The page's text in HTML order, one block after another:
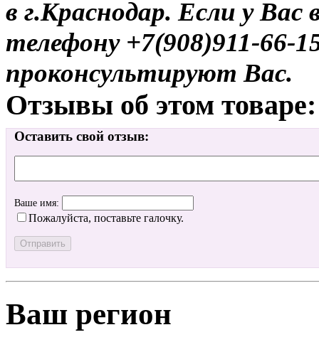
в г.Краснодар. Если у
телефону +7(908)911-
проконсультируют Вас.
Отзывы об этом товаре:
Оставить свой отзыв:
Ваше имя:
Пожалуйста, поставьте галочку.
Ваш регион